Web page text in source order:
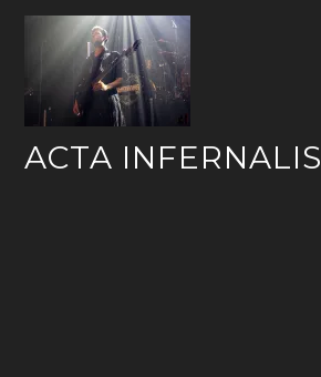
Skip
content
ACTA INFERNALIS